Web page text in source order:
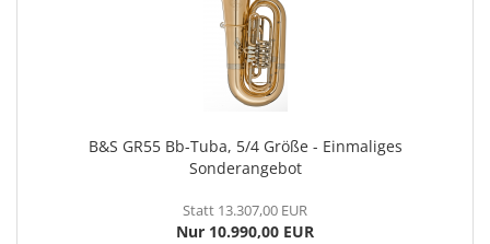
B&S GR55 Bb-Tuba, 5/4 Größe - Einmaliges
Sonderangebot
Statt 13.307,00 EUR
Nur 10.990,00 EUR